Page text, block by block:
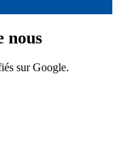
nous
sur Google.